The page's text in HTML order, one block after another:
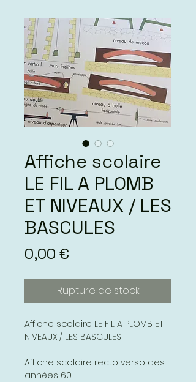
Affiche scolaire
LE FIL A PLOMB
ET NIVEAUX / LES
BASCULES
0,00 €
Rupture de stock
Affiche scolaire LE FIL A PLOMB ET
NIVEAUX / LES BASCULES
Affiche scolaire recto verso des
années 60